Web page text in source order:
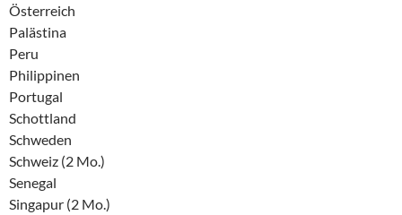
Österreich
Palästina
Peru
Philippinen
Portugal
Schottland
Schweden
Schweiz (2 Mo.)
Senegal
Singapur (2 Mo.)